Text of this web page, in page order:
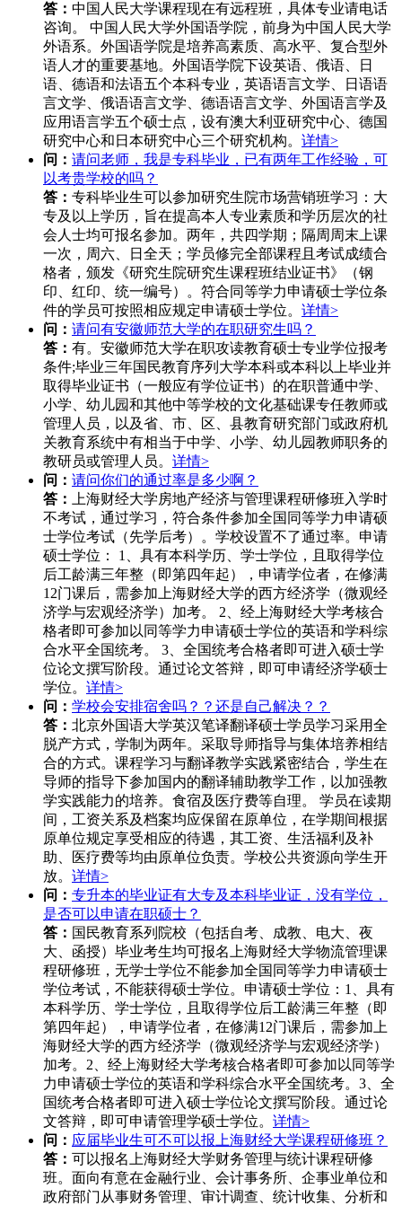
答： 中国人民大学课程现在有远程班，具体专业请电话
咨询。 中国人民大学外国语学院，前身为中国人民大学
外语系。外国语学院是培养高素质、高水平、复合型外
语人才的重要基地。外国语学院下设英语、俄语、日
语、德语和法语五个本科专业，英语语言文学、日语语
言文学、俄语语言文学、德语语言文学、外国语言学及
应用语言学五个硕士点，设有澳大利亚研究中心、德国
研究中心和日本研究中心三个研究机构。 详情>
问： 请问老师，我是专科毕业，已有两年工作经验，可
以考贵学校的吗？
答： 专科毕业生可以参加研究生院市场营销班学习：大
专及以上学历，旨在提高本人专业素质和学历层次的社
会人士均可报名参加。两年，共四学期；隔周周末上课
一次，周六、日全天；学员修完全部课程且考试成绩合
格者，颁发《研究生院研究生课程班结业证书》（钢
印、红印、统一编号）。符合同等学力申请硕士学位条
件的学员可按照相应规定申请硕士学位。 详情>
问： 请问有安徽师范大学的在职研究生吗？
答： 有。安徽师范大学在职攻读教育硕士专业学位报考
条件;毕业三年国民教育序列大学本科或本科以上毕业并
取得毕业证书（一般应有学位证书）的在职普通中学、
小学、幼儿园和其他中等学校的文化基础课专任教师或
管理人员，以及省、市、区、县教育研究部门或政府机
关教育系统中有相当于中学、小学、幼儿园教师职务的
教研员或管理人员。 详情>
问： 请问你们的通过率是多少啊？
答：
上海财经大学房地产经济与管理课程研修班入学时
不考试，通过学习，符合条件参加全国同等学力申请硕
士学位考试（先学后考）。学校设置不了通过率。申请
硕士学位： 1、具有本科学历、学士学位，且取得学位
后工龄满三年整（即第四年起），申请学位者，在修满
12门课后，需参加上海财经大学的西方经济学（微观经
济学与宏观经济学）加考。 2、经上海财经大学考核合
格者即可参加以同等学力申请硕士学位的英语和学科综
合水平全国统考。 3、全国统考合格者即可进入硕士学
位论文撰写阶段。通过论文答辩，即可申请经济学硕士
学位。 详情>
问： 学校会安排宿舍吗？？还是自己解决？？
答： 北京外国语大学英汉笔译翻译硕士学员学习采用全
脱产方式，学制为两年。采取导师指导与集体培养相结
合的方式。课程学习与翻译教学实践紧密结合，学生在
导师的指导下参加国内的翻译辅助教学工作，以加强教
学实践能力的培养。食宿及医疗费等自理。 学员在读期
间，工资关系及档案均应保留在原单位，在学期间根据
原单位规定享受相应的待遇，其工资、生活福利及补
助、医疗费等均由原单位负责。学校公共资源向学生开
放。 详情>
问： 专升本的毕业证有大专及本科毕业证，没有学位，
是否可以申请在职硕士？
答： 国民教育系列院校（包括自考、成教、电大、夜
大、函授）毕业考生均可报名上海财经大学物流管理课
程研修班，无学士学位不能参加全国同等学力申请硕士
学位考试，不能获得硕士学位。申请硕士学位：1、具有
本科学历、学士学位，且取得学位后工龄满三年整（即
第四年起），申请学位者，在修满12门课后，需参加上
海财经大学的西方经济学（微观经济学与宏观经济学）
加考。2、经上海财经大学考核合格者即可参加以同等学
力申请硕士学位的英语和学科综合水平全国统考。3、全
国统考合格者即可进入硕士学位论文撰写阶段。通过论
文答辩，即可申请管理学硕士学位。 详情>
问： 应届毕业生可不可以报上海财经大学课程研修班？
答： 可以报名上海财经大学财务管理与统计课程研修
班。面向有意在金融行业、会计事务所、企事业单位和
政府部门从事财务管理、审计调查、统计收集、分析和